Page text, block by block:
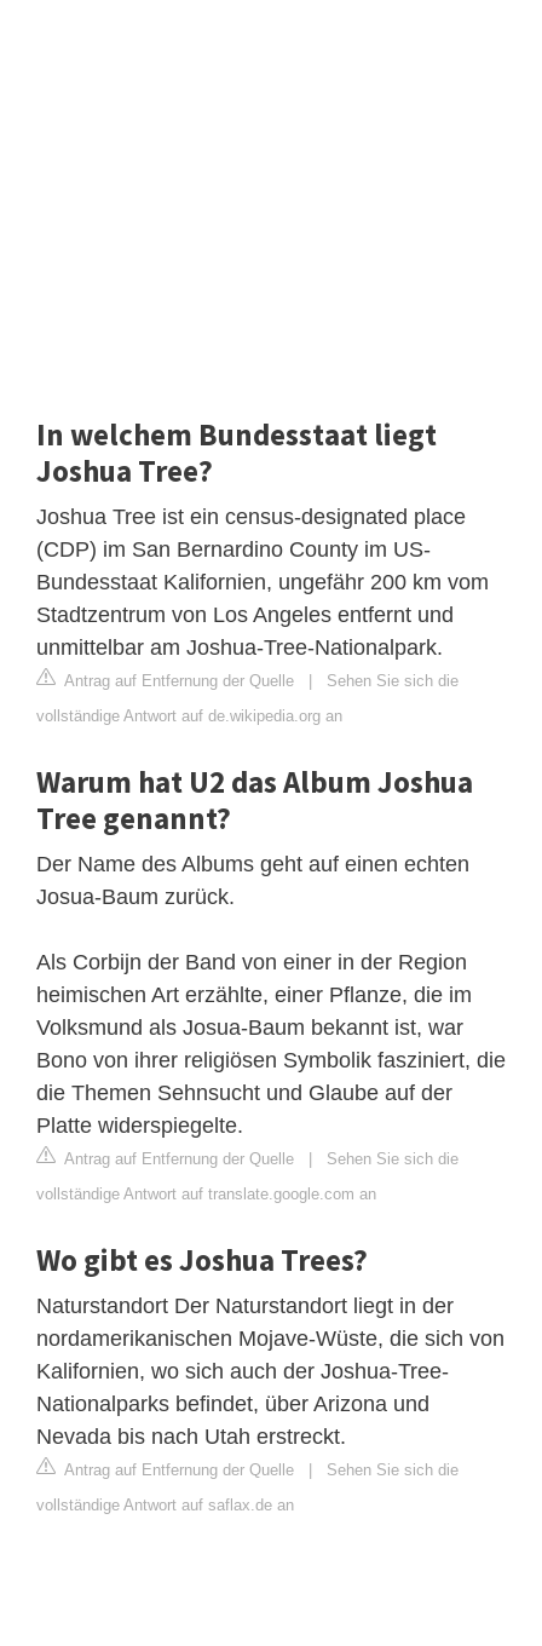
In welchem Bundesstaat liegt
Joshua Tree?
Joshua Tree ist ein census-designated place
(CDP) im San Bernardino County im US-
Bundesstaat Kalifornien, ungefähr 200 km vom
Stadtzentrum von Los Angeles entfernt und
unmittelbar am Joshua-Tree-Nationalpark.
Antrag auf Entfernung der Quelle | Sehen Sie sich die
vollständige Antwort auf de.wikipedia.org an
Warum hat U2 das Album Joshua
Tree genannt?
Der Name des Albums geht auf einen echten
Josua-Baum zurück.
Als Corbijn der Band von einer in der Region
heimischen Art erzählte, einer Pflanze, die im
Volksmund als Josua-Baum bekannt ist, war
Bono von ihrer religiösen Symbolik fasziniert, die
die Themen Sehnsucht und Glaube auf der
Platte widerspiegelte.
Antrag auf Entfernung der Quelle | Sehen Sie sich die
vollständige Antwort auf translate.google.com an
Wo gibt es Joshua Trees?
Naturstandort Der Naturstandort liegt in der
nordamerikanischen Mojave-Wüste, die sich von
Kalifornien, wo sich auch der Joshua-Tree-
Nationalparks befindet, über Arizona und
Nevada bis nach Utah erstreckt.
Antrag auf Entfernung der Quelle | Sehen Sie sich die
vollständige Antwort auf saflax.de an